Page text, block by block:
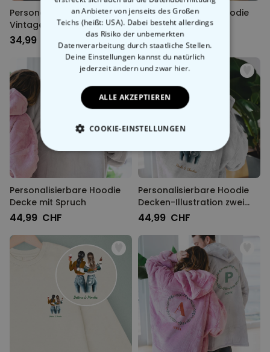
Personalisierbares T-Shirt
Vintage
34,99 CHF
Personalisierbare Hoodie
Decke Let's Go Party
44,99 CHF
Personalisierbare Hoodie
Decke mit Spruch
44,99 CHF
Personalisierbare Hoodie
Decken-Illustration zwei
Freundinnen
44,99 CHF
an Anbieter von jenseits des Großen
Teichs (heißt: USA). Dabei besteht allerdings
das Risiko der unbemerkten
Datenverarbeitung durch staatliche Stellen.
Deine Einstellungen kannst du natürlich
jederzeit ändern und zwar hier.
ALLE AKZEPTIEREN
COOKIE-EINSTELLUNGEN
ESSENTIELL
SONSTIGE